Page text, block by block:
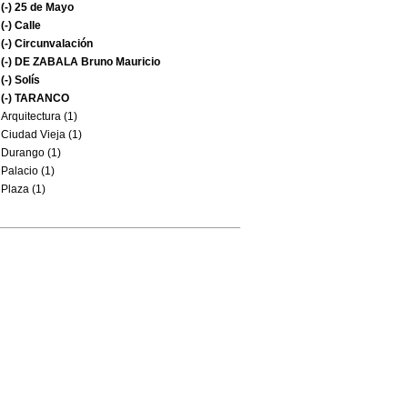
(-) 25 de Mayo
(-) Calle
(-) Circunvalación
(-) DE ZABALA Bruno Mauricio
(-) Solís
(-) TARANCO
Arquitectura (1)
Ciudad Vieja (1)
Durango (1)
Palacio (1)
Plaza (1)